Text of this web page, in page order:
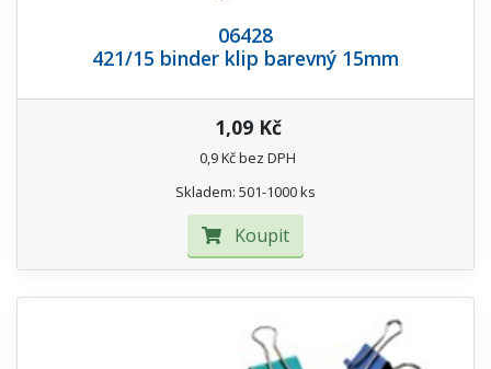
06428
421/15 binder klip barevný 15mm
1,09 Kč
0,9 Kč bez DPH
Skladem: 501-1000 ks
Koupit